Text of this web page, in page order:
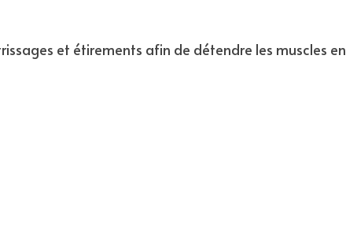
et étirements afin de détendre les muscles en